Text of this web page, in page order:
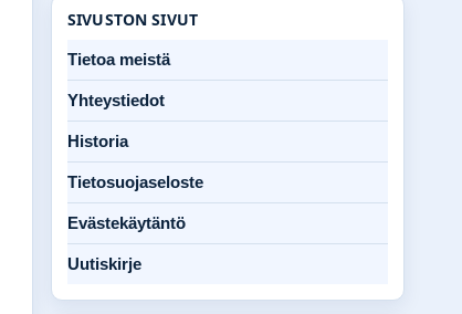
SIVUSTON SIVUT
Tietoa meistä
Yhteystiedot
Historia
Tietosuojaseloste
Evästekäytäntö
Uutiskirje